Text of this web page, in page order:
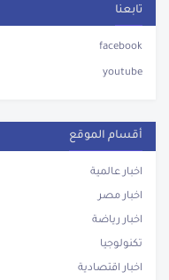
تابعنا
facebook
youtube
أقسام الموقع
اخبار عالمية
اخبار مصر
اخبار رياضة
تكنولوجيا
اخبار اقتصادية